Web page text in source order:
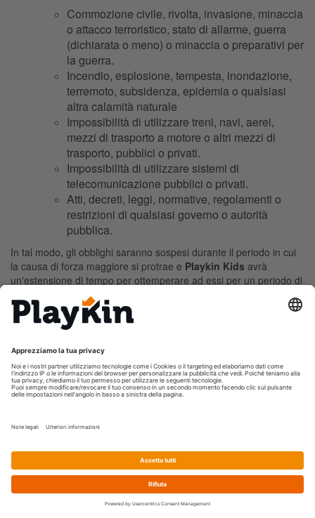
Commozione civile, rivolta, invasione, minaccia
o attacco terroristico, stato di allarme, guerra
(dichiarata o meno) o minaccia o preparativi per
la guerra.
Incendio, esplosione, tempesta, inondazione,
terremoto, subsidenza, epidemia o qualsiasi
altra calamità naturale
Impossibilità di utilizzare treni, navi, aerei,
mezzi di trasporto a motore o altri mezzi di
trasporto, pubblici o privati.
Impossibilità di utilizzare sistemi di
telecomunicazione pubblici o privati.
Atti, decreti, leggi, normative, regolamenti o
restrizioni di qualsiasi governo o autorità
pubblica.
In tal modo, gli obblighi saranno sospesi durante il periodo in cui
la causa di forza maggiore si protrae e Playkin Kids avrà
un'estensione di tempo per ottemperare ad essi per un periodo di
tempo pari alla durata della causa di forza maggiore.
Kidsutilizzerà tutti i mezzi ragionevoli per trovare una soluzione
che le consenta di adempiere ai suoi obblighi nonostante la forza
11. COMUNICAZIONI SCRITTE E NOTIFICHE
Utilizzando il presente Sito Web, l'Utente accetta che la maggior
elettronico (e-mail o avvisi pubblicati sul Sito Web).
comunicazione elettronico e riconosce che tutti i contratti, gli
avvisi, le informazioni e le altre comunicazioni chePlaykin
invia elettronicamente sono conformi ai requisiti di legge per
iscritto. Questa condizione non pregiudica i diritti riconosciuti dalla